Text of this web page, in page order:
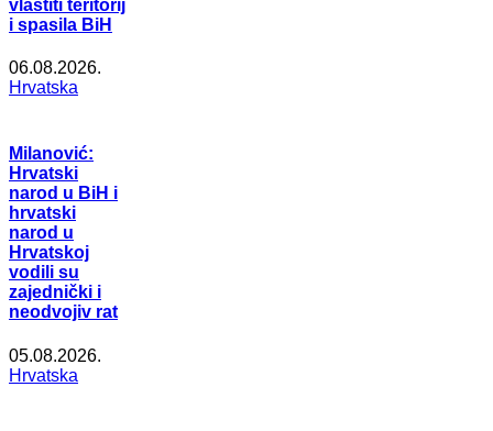
vlastiti teritorij
i spasila BiH
06.08.2026.
Hrvatska
Milanović:
Hrvatski
narod u BiH i
hrvatski
narod u
Hrvatskoj
vodili su
zajednički i
neodvojiv rat
05.08.2026.
Hrvatska